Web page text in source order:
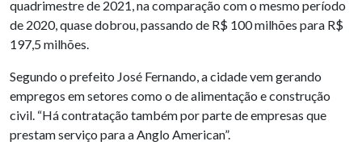
quadrimestre de 2021, na comparação com o mesmo período
de 2020, quase dobrou, passando de R$ 100 milhões para R$
197,5 milhões.
Segundo o prefeito José Fernando, a cidade vem gerando
empregos em setores como o de alimentação e construção
civil. “Há contratação também por parte de empresas que
prestam serviço para a Anglo American”.